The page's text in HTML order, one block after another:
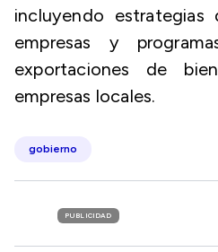
incluyendo estrategias
empresas y
exportaciones de
empresas locales.
gobierno
PUBLICIDAD